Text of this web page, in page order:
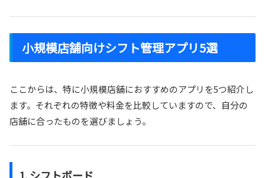
小規模店舗向けシフト管理アプリ5選
ここからは、特に小規模店舗におすすめのアプリを5つ紹介し
ます。それぞれの特徴や料金を比較していますので、自分の
店舗に合ったものを選びましょう。